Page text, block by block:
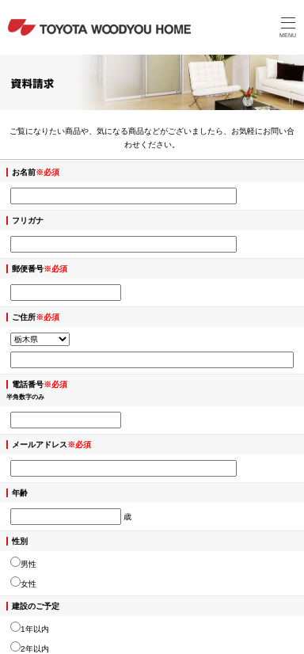
MENU
ご覧になりたい商品や、気になる商品などがございましたら、お気軽にお問い合
わせください。
お名前※必須
フリガナ
郵便番号※必須
ご住所※必須
電話番号※必須
半角数字のみ
メールアドレス※必須
年齢
歳
性別
男性
女性
建設のご予定
1年以内
2年以内